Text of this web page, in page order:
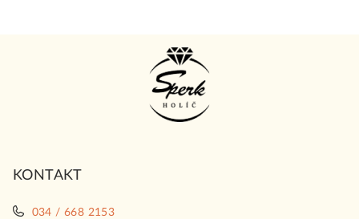
KONTAKT
034 / 668 2153